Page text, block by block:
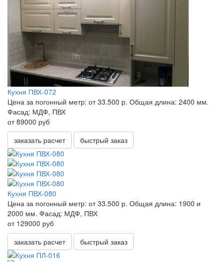
Кухня ПВХ-072
Цена за погонный метр: от 33.500 р. Общая длина: 2400 мм.
Фасад: МДФ, ПВХ
от 89000 руб
заказать расчет
быстрый заказ
Кухня ПВХ-080
Цена за погонный метр: от 33.500 р. Общая длина: 1900 и
2000 мм. Фасад: МДФ, ПВХ
от 129000 руб
заказать расчет
быстрый заказ